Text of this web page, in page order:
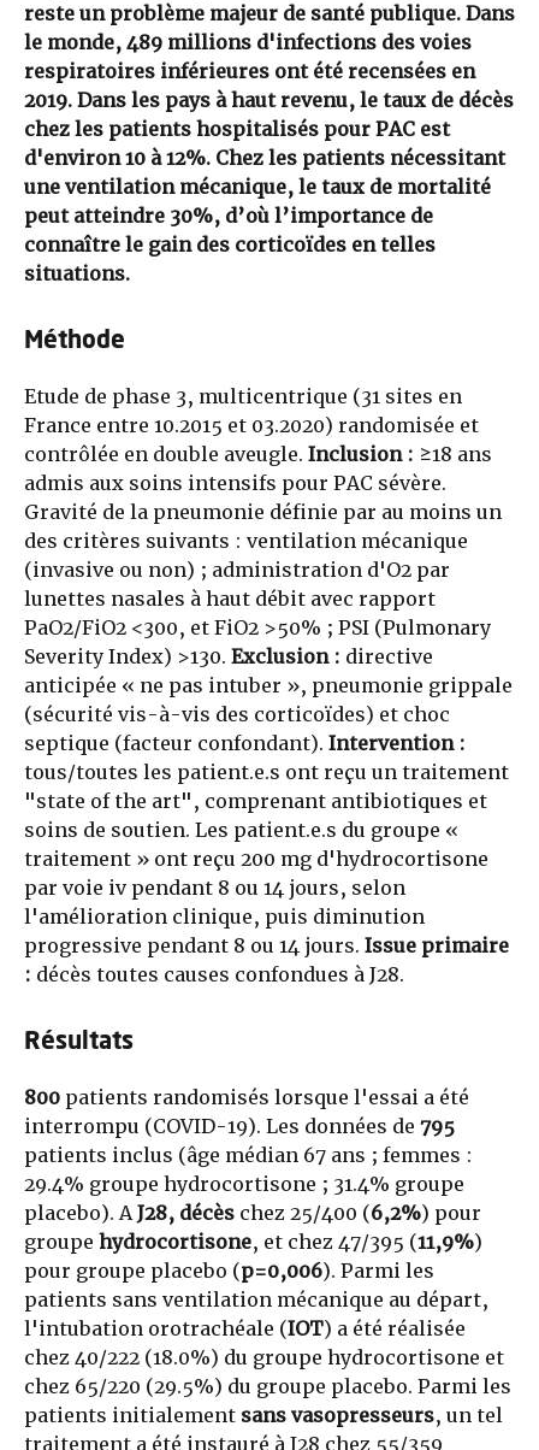
reste un problème majeur de santé publique. Dans
le monde, 489 millions d'infections des voies
respiratoires inférieures ont été recensées en
2019. Dans les pays à haut revenu, le taux de décès
chez les patients hospitalisés pour PAC est
d'environ 10 à 12%. Chez les patients nécessitant
une ventilation mécanique, le taux de mortalité
peut atteindre 30%, d’où l’importance de
connaître le gain des corticoïdes en telles
situations.
Méthode
Etude de phase 3, multicentrique (31 sites en
France entre 10.2015 et 03.2020) randomisée et
contrôlée en double aveugle. Inclusion : ≥18 ans
admis aux soins intensifs pour PAC sévère.
Gravité de la pneumonie définie par au moins un
des critères suivants : ventilation mécanique
(invasive ou non) ; administration d'O2 par
lunettes nasales à haut débit avec rapport
PaO2/FiO2 <300, et FiO2 >50% ; PSI (Pulmonary
Severity Index) >130. Exclusion : directive
anticipée « ne pas intuber », pneumonie grippale
(sécurité vis-à-vis des corticoïdes) et choc
septique (facteur confondant). Intervention :
tous/toutes les patient.e.s ont reçu un traitement
"state of the art", comprenant antibiotiques et
soins de soutien. Les patient.e.s du groupe «
traitement » ont reçu 200 mg d'hydrocortisone
par voie iv pendant 8 ou 14 jours, selon
l'amélioration clinique, puis diminution
progressive pendant 8 ou 14 jours. Issue primaire
: décès toutes causes confondues à J28.
Résultats
800 patients randomisés lorsque l'essai a été
interrompu (COVID-19). Les données de 795
patients inclus (âge médian 67 ans ; femmes :
29.4% groupe hydrocortisone ; 31.4% groupe
placebo). AJ28, décès chez 25/400 (6,2%) pour
groupe hydrocortisone, et chez 47/395 (11,9%)
pour groupe placebo (p=0,006). Parmi les
patients sans ventilation mécanique au départ,
l'intubation orotrachéale (IOT) a été réalisée
chez 40/222 (18.0%) du groupe hydrocortisone et
chez 65/220 (29.5%) du groupe placebo. Parmi les
patients initialement sans vasopresseurs, un tel
traitement a été instauré à J28 chez 55/359